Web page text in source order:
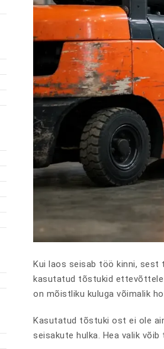
Kui laos seisab töö kinni, sest
kasutatud tõstukid ettevõttele
on mõistliku kuluga võimalik
Kasutatud tõstuki ost ei ole
seisakute hulka. Hea valik